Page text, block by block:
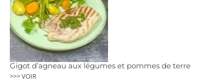
Gigot d’agneau aux légumes et pommes de terre
>>> VOIR